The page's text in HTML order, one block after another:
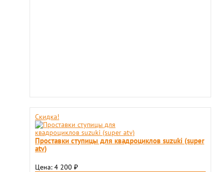
Скидка!
Проставки ступицы для квадроциклов suzuki (super
atv)
Цена: 4 200 ₽